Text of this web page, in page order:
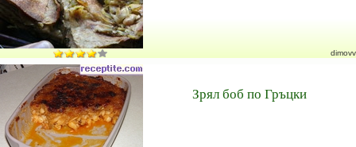
dimovv
Зрял боб по Гръцки